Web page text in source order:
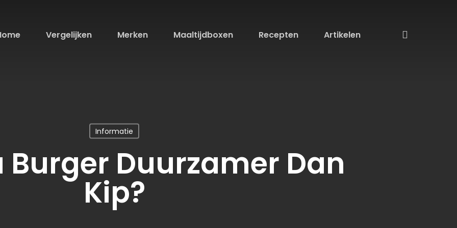
Vergelijken Merken Maaltijdboxen Recepten Artikelen
Informatie
Burger Duurzamer Dan
Kip?